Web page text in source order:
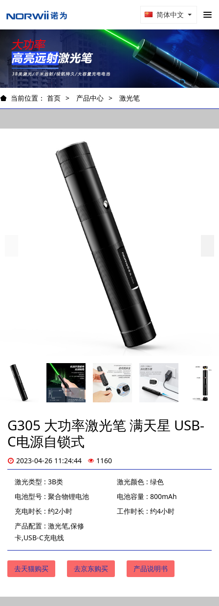
简体中文
当前位置： 首页 产品中心 激光笔
G305 大功率激光笔 满天星 USB-
C电源自锁式
2023-04-26 11:24:44 1160
激光类型 : 3B类
激光颜色 : 绿色
电池型号 : 聚合物锂电池
电池容量 : 800mAh
充电时长 : 约2小时
工作时长 : 约4小时
产品配置 : 激光笔,保修
卡,USB-C充电线
去天猫购买 去京东购买 产品说明书